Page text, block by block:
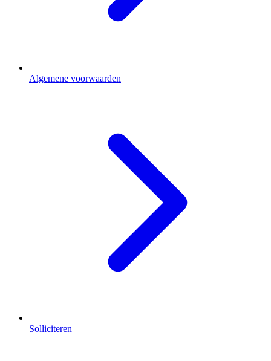
Algemene voorwaarden
Solliciteren